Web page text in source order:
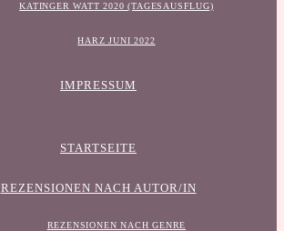
KATINGER WATT 2020 (TAGESAUSFLUG)
HARZ JUNI 2022
IMPRESSUM
STARTSEITE
REZENSIONEN NACH AUTOR/IN
REZENSIONEN NACH GENRE